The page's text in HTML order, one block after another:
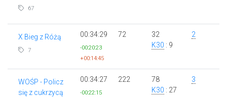
67
X Bieg z Różą
7
00:34:29
-00:20:23
+00:14:45
72
32
K30 : 9
2
WOŚP - Policz
się z cukrzycą
00:34:27
-00:22:15
222
78
K30 : 27
3